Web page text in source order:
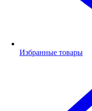
Избранные товары